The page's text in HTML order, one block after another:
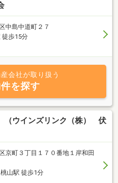
中島中道町２７
徒歩15分
会社が取り扱う
を探す
（ウインズリンク（株） 伏
京町３丁目１７０番地１岸和田
山駅 徒歩1分